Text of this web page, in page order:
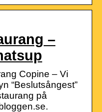
–
Copine – Vi
“Beslutsångest”
på